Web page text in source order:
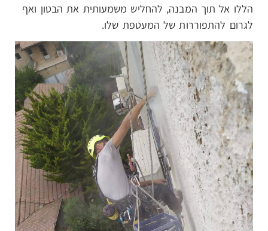
הללו אל תוך המבנה, להחליש משמעותית את הבטון ואף
לגרום להתפוררות של המעטפת שלו.